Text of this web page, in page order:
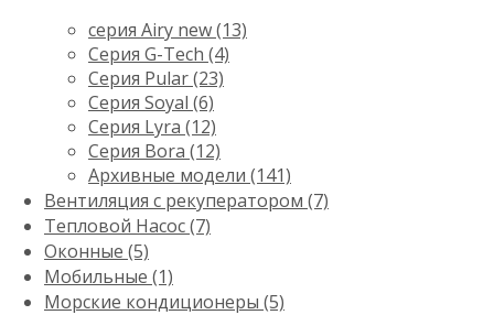
серия Airy new (13)
Серия G-Tech (4)
Серия Pular (23)
Cерия Soyal (6)
Серия Lyra (12)
Серия Bora (12)
Архивные модели (141)
Вентиляция с рекуператором (7)
Тепловой Насос (7)
Оконные (5)
Мобильные (1)
Морские кондиционеры (5)